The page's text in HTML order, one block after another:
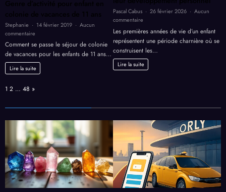
Genre d’activité pour enfant en
colonie de vacances de 11 ans
Stephanie 14 février 2019
Aucun
commentaire
d’activité
pour
enfant
en
de
11
ans
Comment se passe le séjour de colonie
de vacances pour les enfants de 11 ans…
Lire la suite
Pascal Cabus 26 février 2026
Aucun
commentaire
Accompagner
enfants
dans
leur
développement
Les premières années de vie d’un enfant
représentent une période charnière où se
construisent les…
Lire la suite
Page:
1 2 … 48 Next
»